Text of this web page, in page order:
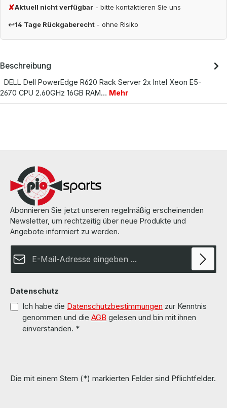
✘Aktuell nicht verfügbar - bitte kontaktieren Sie uns
↩14 Tage Rückgaberecht - ohne Risiko
Beschreibung
DELL Dell PowerEdge R620 Rack Server 2x Intel Xeon E5-
2670 CPU 2.60GHz 16GB RAM… Mehr
Abonnieren Sie jetzt unseren regelmäßig erscheinenden
Newsletter, um rechtzeitig über neue Produkte und
Angebote informiert zu werden.
Datenschutz
Ich habe die Datenschutzbestimmungen zur Kenntnis
genommen und die AGB gelesen und bin mit ihnen
einverstanden. *
Die mit einem Stern (*) markierten Felder sind Pflichtfelder.